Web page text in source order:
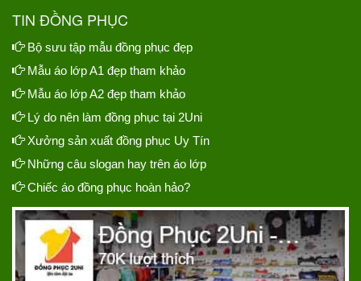
TIN ĐỒNG PHỤC
Bộ sưu tập mẫu đồng phục đẹp
Mẫu áo lớp A1 đẹp tham khảo
Mẫu áo lớp A2 đẹp tham khảo
Lý do nên làm đồng phục tại 2Uni
Xưởng sản xuất đồng phục Uy Tín
Những câu slogan hay trên áo lớp
Chiếc áo đồng phục hoàn hảo?